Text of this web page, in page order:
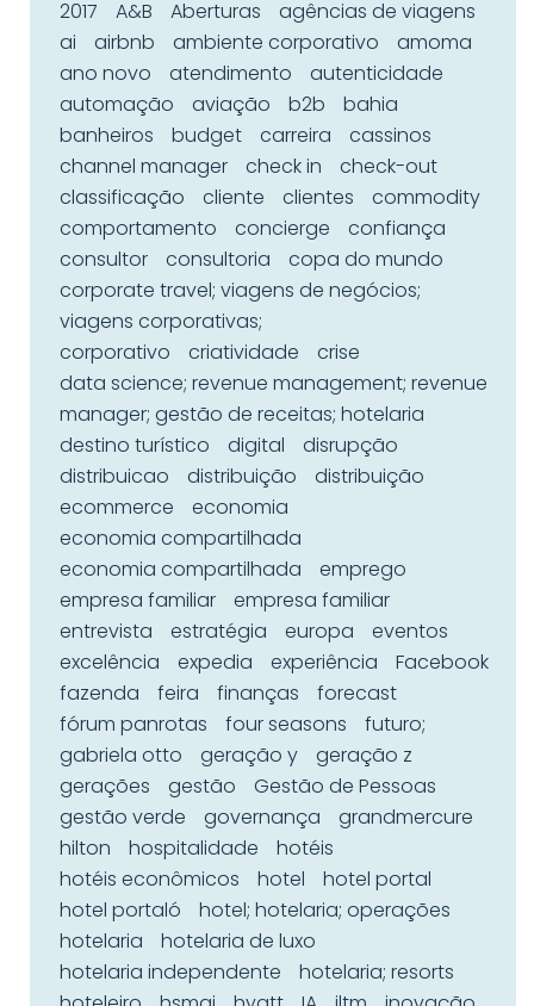
2017 A&B Aberturas
agências de viagens
ai
airbnb ambiente corporativo
amoma
ano novo
atendimento
autenticidade
automação
aviação b2b
bahia
banheiros
budget carreira
cassinos
channel manager
check in
check-out
classificação
cliente clientes
commodity
comportamento
concierge
confiança
consultor
consultoria
copa do mundo
corporate travel; viagens de negócios;
viagens corporativas;
corporativo
criatividade
crise
data science; revenue management; revenue
manager; gestão de receitas; hotelaria
destino turístico
digital
disrupção
distribuicao
distribuição
distribuição
ecommerce
economia
economia compartilhada
economia compartilhada
emprego
empresa familiar
empresa familiar
entrevista
estratégia europa
eventos
excelência
expedia experiência
Facebook
fazenda
feira finanças
forecast
fórum panrotas
four seasons
futuro;
gabriela otto
geração y
geração z
gerações
gestão
Gestão de Pessoas
gestão verde
governança
grandmercure
hilton
hospitalidade
hotéis
hotéis econômicos
hotel
hotel portal
hotel portaló
hotel; hotelaria; operações
hotelaria
hotelaria de luxo
hotelaria independente
hotelaria; resorts